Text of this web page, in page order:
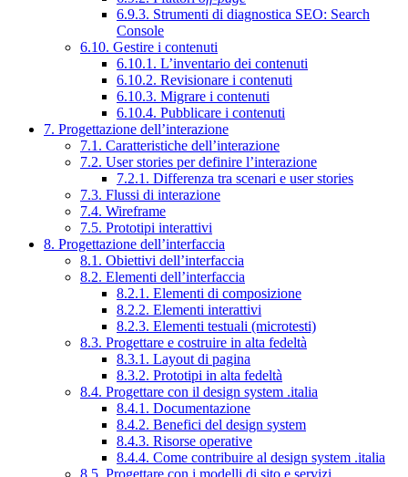
6.9.3. Strumenti di diagnostica SEO: Search
Console
6.10. Gestire i contenuti
6.10.1. L’inventario dei contenuti
6.10.2. Revisionare i contenuti
6.10.3. Migrare i contenuti
6.10.4. Pubblicare i contenuti
7. Progettazione dell’interazione
7.1. Caratteristiche dell’interazione
7.2. User stories per definire l’interazione
7.2.1. Differenza tra scenari e user stories
7.3. Flussi di interazione
7.4. Wireframe
7.5. Prototipi interattivi
8. Progettazione dell’interfaccia
8.1. Obiettivi dell’interfaccia
8.2. Elementi dell’interfaccia
8.2.1. Elementi di composizione
8.2.2. Elementi interattivi
8.2.3. Elementi testuali (microtesti)
8.3. Progettare e costruire in alta fedeltà
8.3.1. Layout di pagina
8.3.2. Prototipi in alta fedeltà
8.4. Progettare con il design system .italia
8.4.1. Documentazione
8.4.2. Benefici del design system
8.4.3. Risorse operative
8.4.4. Come contribuire al design system .italia
8.5. Progettare con i modelli di sito e servizi